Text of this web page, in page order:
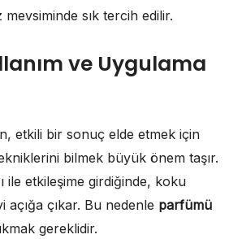
mevsiminde sık tercih edilir.
ve Uygulama
etkili bir sonuç elde etmek için
bilmek büyük önem taşır.
ile etkileşime girdiğinde, koku
açığa çıkar. Bu nedenle parfümü
gereklidir.